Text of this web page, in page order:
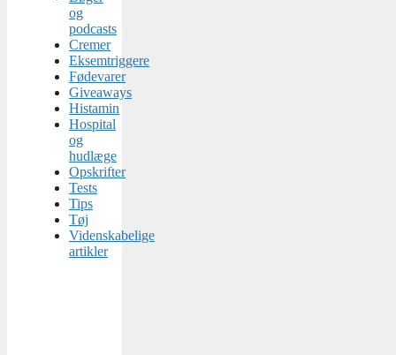
og
podcasts
Cremer
Eksemtriggere
Fødevarer
Giveaways
Histamin
Hospital
og
hudlæge
Opskrifter
Tests
Tips
Tøj
Videnskabelige
artikler